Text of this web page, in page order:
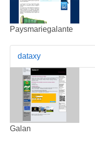
Paysmariegalante
dataxy
Galan